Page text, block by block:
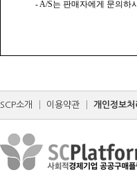
- A/S는 판매자에게 문의하
SCP소개 이용약관 개인정보처